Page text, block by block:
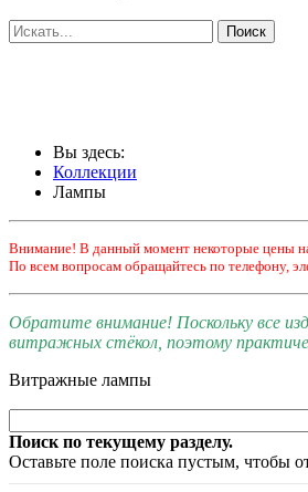
Вы здесь:
Коллекции
Лампы
Внимание! В данный момент некоторые цены
По всем вопросам обращайтесь по телефону,
Обратите внимание! Поскольку все
витражных стёкол, поэтому
Витражные лампы
Поиск по текущему разделу.
Оставьте поле поиска пустым, чтобы